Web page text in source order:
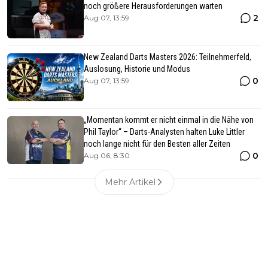
noch größere Herausforderungen warten
Aug 07, 13:59 2
New Zealand Darts Masters 2026: Teilnehmerfeld,
Auslosung, Historie und Modus
Aug 07, 13:59 0
„Momentan kommt er nicht einmal in die Nähe von
Phil Taylor“ – Darts-Analysten halten Luke Littler
noch lange nicht für den Besten aller Zeiten
Aug 06, 8:30 0
Mehr Artikel